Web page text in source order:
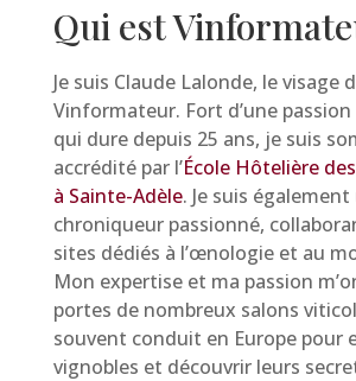
Qui est
Je suis Claude Lalonde, le visage
Vinformateur. Fort d’une
qui dure depuis 25 ans, je suis
accrédité par l’École Hôtelière
à Sainte-Adèle. Je suis également
chroniqueur passionné,
sites dédiés à l’œnologie et au
Mon expertise et ma passion
portes de nombreux salons
souvent conduit en Europe pour
vignobles et découvrir leurs